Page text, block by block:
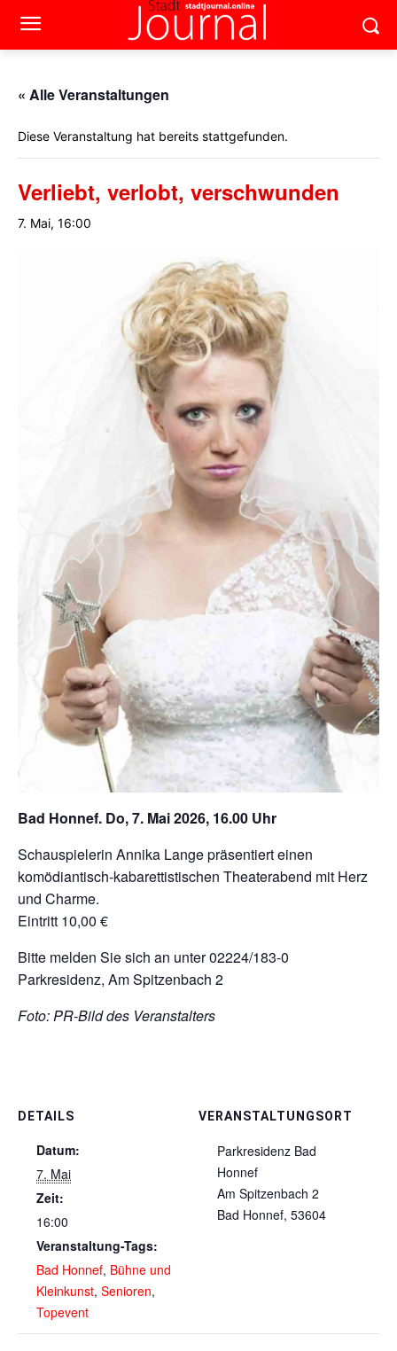
« Alle Veranstaltungen
Diese Veranstaltung hat bereits stattgefunden.
Verliebt, verlobt, verschwunden
7. Mai, 16:00
Bad Honnef. Do, 7. Mai 2026, 16.00 Uhr
Schauspielerin Annika Lange präsentiert einen
komödiantisch-kabarettistischen Theaterabend mit Herz
und Charme.
Eintritt 10,00 €
Bitte melden Sie sich an unter 02224/183-0
Parkresidenz, Am Spitzenbach 2
Foto: PR-Bild des Veranstalters
DETAILS
Datum:
7. Mai
Zeit:
16:00
Veranstaltung-Tags:
Bad Honnef, Bühne und
Kleinkunst, Senioren,
Topevent
VERANSTALTUNGSORT
Parkresidenz Bad
Honnef
Am Spitzenbach 2
Bad Honnef, 53604